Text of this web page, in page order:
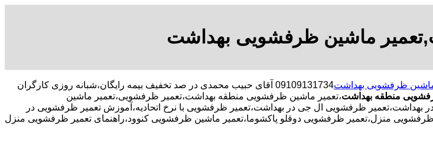
ماشین ظرفشویی بهداشت
ظرفشویی بهداشت
09109131734 آقای حبیب محمدی در صد تخفیف بیمه رایگان،شبانه روزی کارگران
منطقه بهداشت،تعمیر ماشین ظرفشویی منطقه بهداشت،تعمیر ظرفشویی،تعمیر ماشین
ظرفشویی ال جی در بهداشت،تعمیر ظرفشویی با نرخ اتحادیه،آموزش تعمیر ظرفشویی در
منزل،تعمیر ظرفشویی دوقلو پاکشوما،تعمیر ماشین ظرفشویی کنوود،راهنمای تعمیر ظرفشویی منزل